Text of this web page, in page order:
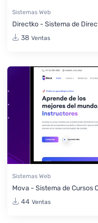
Sistemas Web
Directko - Sistema de
38 Ventas
Sistemas Web
Mova - Sistema de Cursos
44 Ventas